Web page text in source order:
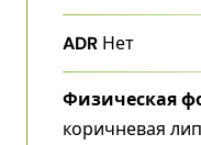
ADR Нет
Физическая
коричневая